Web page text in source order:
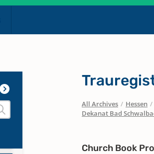
All Archives / Hessen /
Dekanat Bad
Church Book